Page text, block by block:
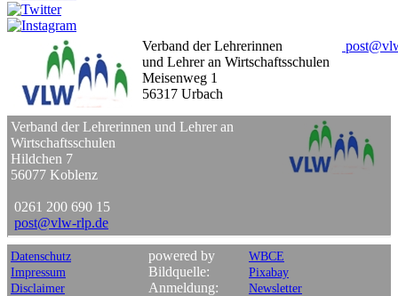
Verband der Lehrerinnen
und Lehrer an Wirtschaftsschulen
Meisenweg 1
56317 Urbach
post@
Verband der Lehrerinnen und Lehrer an
Wirtschaftsschulen
Hildchen 7
56077 Koblenz
0261 200 690 15
post@vlw-rlp.de
Datenschutz
Impressum
Disclaimer
powered by
Bildquelle:
Anmeldung:
WBCE
Pixabay
Newsletter